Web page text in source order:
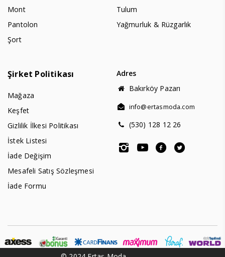
Mont
Pantolon
Şort
Tulum
Yağmurluk & Rüzgarlık
Şirket Politikası
Mağaza
Keşfet
Gizlilik İlkesi Politikası
İstek Listesi
İade Değişim
Mesafeli Satış Sözleşmesi
İade Formu
Adres
Bakırköy Pazarı
info@ertasmoda.com
(530) 128 12 26